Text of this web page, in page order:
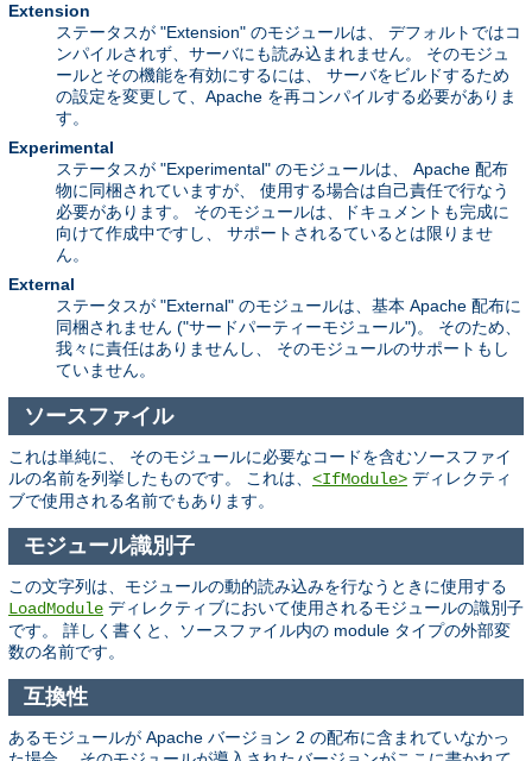
Extension
ステータスが "Extension" のモジュールは、 デフォルトではコ
ンパイルされず、サーバにも読み込まれません。 そのモジュ
ールとその機能を有効にするには、 サーバをビルドするため
の設定を変更して、Apache を再コンパイルする必要がありま
す。
Experimental
ステータスが "Experimental" のモジュールは、 Apache 配布
物に同梱されていますが、 使用する場合は自己責任で行なう
必要があります。 そのモジュールは、ドキュメントも完成に
向けて作成中ですし、 サポートされるているとは限りませ
ん。
External
ステータスが "External" のモジュールは、基本 Apache 配布に
同梱されません ("サードパーティーモジュール")。 そのため、
我々に責任はありませんし、 そのモジュールのサポートもし
ていません。
ソースファイル
これは単純に、 そのモジュールに必要なコードを含むソースファイ
ルの名前を列挙したものです。 これは、 <IfModule> ディレクティ
ブで使用される名前でもあります。
モジュール識別子
この文字列は、モジュールの動的読み込みを行なうときに使用する
LoadModule ディレクティブにおいて使用されるモジュールの識別子
です。 詳しく書くと、ソースファイル内の module タイプの外部変
数の名前です。
互換性
あるモジュールが Apache バージョン 2 の配布に含まれていなかっ